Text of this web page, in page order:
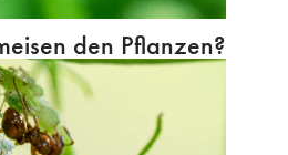
den Pflanzen?